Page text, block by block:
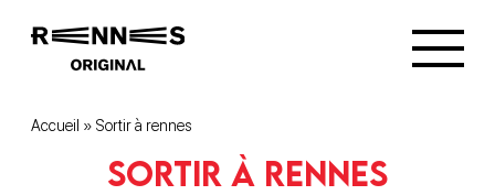
Accueil » Sortir à rennes
Sortir à rennes